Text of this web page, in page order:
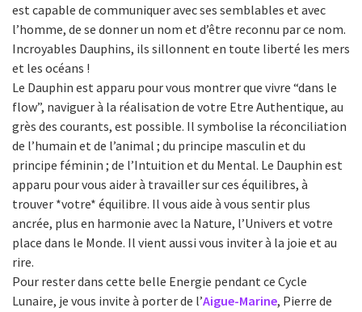
est capable de communiquer avec ses semblables et avec
l’homme, de se donner un nom et d’être reconnu par ce nom.
Incroyables Dauphins, ils sillonnent en toute liberté les mers
et les océans !
Le Dauphin est apparu pour vous montrer que vivre “dans le
flow”, naviguer à la réalisation de votre Etre Authentique, au
grès des courants, est possible. Il symbolise la réconciliation
de l’humain et de l’animal ; du principe masculin et du
principe féminin ; de l’Intuition et du Mental. Le Dauphin est
apparu pour vous aider à travailler sur ces équilibres, à
trouver *votre* équilibre. Il vous aide à vous sentir plus
ancrée, plus en harmonie avec la Nature, l’Univers et votre
place dans le Monde. Il vient aussi vous inviter à la joie et au
rire.
Pour rester dans cette belle Energie pendant ce Cycle
Lunaire, je vous invite à porter de l’Aigue-Marine, Pierre de